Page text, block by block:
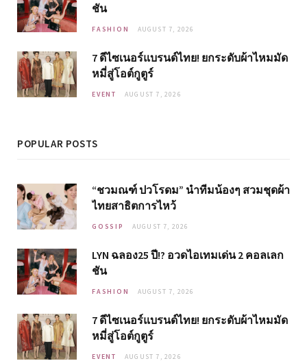
ชัน
FASHION AUGUST 7, 2026
7 ดีไซเนอร์แบรนด์ไทย! ยกระดับผ้าไหมมัด
หมี่สู่โอต์กูตูร์
EVENT AUGUST 7, 2026
POPULAR POSTS
“ชวมณฑ์ ปวโรดม” นำทีมน้องๆ สวมชุดผ้า
ไทยสาธิตการไหว้
GOSSIP AUGUST 7, 2026
LYN ฉลอง25 ปี!? อวดไอเทมเด่น 2 คอลเลก
ชัน
FASHION AUGUST 7, 2026
7 ดีไซเนอร์แบรนด์ไทย! ยกระดับผ้าไหมมัด
หมี่สู่โอต์กูตูร์
EVENT AUGUST 7, 2026